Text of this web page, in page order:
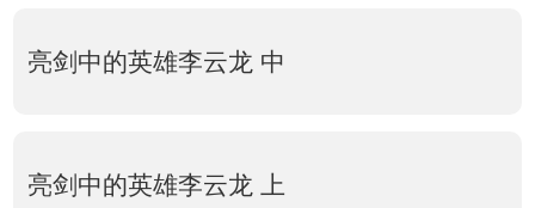
亮剑中的英雄李云龙 中
亮剑中的英雄李云龙 上